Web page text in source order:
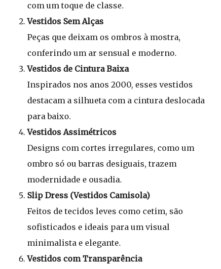
com um toque de classe.
Vestidos Sem Alças
Peças que deixam os ombros à mostra,
conferindo um ar sensual e moderno.
Vestidos de Cintura Baixa
Inspirados nos anos 2000, esses vestidos
destacam a silhueta com a cintura deslocada
para baixo.
Vestidos Assimétricos
Designs com cortes irregulares, como um
ombro só ou barras desiguais, trazem
modernidade e ousadia.
Slip Dress (Vestidos Camisola)
Feitos de tecidos leves como cetim, são
sofisticados e ideais para um visual
minimalista e elegante.
Vestidos com Transparência